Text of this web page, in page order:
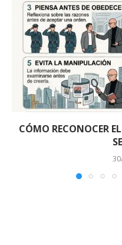
CÓMO RECONOCER